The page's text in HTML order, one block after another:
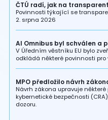
ČTÚ radí, jak na
Povinnosti týkající se
2. srpna 2026
AI Omnibus byl schválen a
V Úředním věstníku EU bylo
odkládá některé povinnosti pro
MPO předložilo návrh
Návrh zákona upravuje
kybernetické bezpečnosti
dozoru.